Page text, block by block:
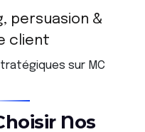
persuasion &
client
sur MC
hoisir Nos